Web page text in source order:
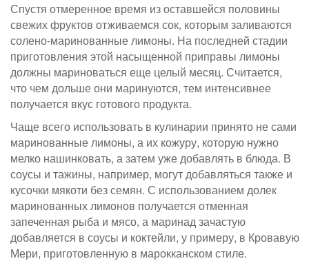
Спустя отмеренное время из оставшейся половины
свежих фруктов отживаемся сок, которым заливаются
солено-маринованные лимоны. На последней стадии
приготовления этой насыщенной приправы лимоны
должны мариноваться еще целый месяц. Считается,
что чем дольше они маринуются, тем интенсивнее
получается вкус готового продукта.
Чаще всего использовать в кулинарии принято не сами
маринованные лимоны, а их кожуру, которую нужно
мелко нашинковать, а затем уже добавлять в блюда. В
соусы и тажины, например, могут добавляться также и
кусочки мякоти без семян. С использованием долек
маринованных лимонов получается отменная
запеченная рыба и мясо, а маринад зачастую
добавляется в соусы и коктейли, у примеру, в Кровавую
Мери, приготовленную в марокканском стиле.